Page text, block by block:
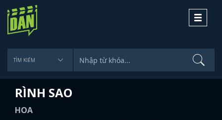
Toggle
RÌNH SAO
HOA